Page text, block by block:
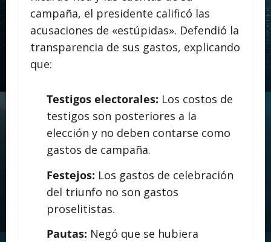
campaña, el presidente calificó las
acusaciones de «estúpidas». Defendió la
transparencia de sus gastos, explicando
que:
Testigos electorales: Los costos de
testigos son posteriores a la
elección y no deben contarse como
gastos de campaña.
Festejos: Los gastos de celebración
del triunfo no son gastos
proselitistas.
Pautas: Negó que se hubiera